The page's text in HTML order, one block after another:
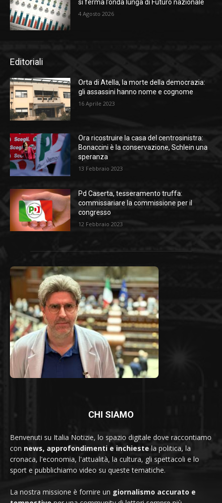
si ferma l’onda lunga di Futuro nazionale
4 Agosto 2026
Editoriali
Orta di Atella, la morte della democrazia:
gli assassini hanno nome e cognome
16 Aprile 2023
Ora ricostruire la casa del centrosinistra:
Bonaccini è la conservazione, Schlein una
speranza
13 Febbraio 2023
Pd Caserta, tesseramento truffa:
commissariare la commissione per il
congresso
12 Febbraio 2023
CHI SIAMO
Benvenuti su Italia Notizie, lo spazio digitale dove raccontiamo
con news, approfondimenti e inchieste la politica, la
cronaca, l'economia, l'attualità, la cultura, gli spettacoli e lo
sport e pubblichiamo video su queste tematiche.
La nostra missione è fornire un giornalismo accurato e